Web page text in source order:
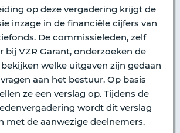
op deze vergadering krijgt de
inzage in de financiële cijfers van
De commissieleden, zelf
bij VZR Garant, onderzoeken de
bekijken welke uitgaven zijn gedaan
aan het bestuur. Op basis
ze een verslag op. Tijdens de
wordt dit verslag
met de aanwezige deelnemers.